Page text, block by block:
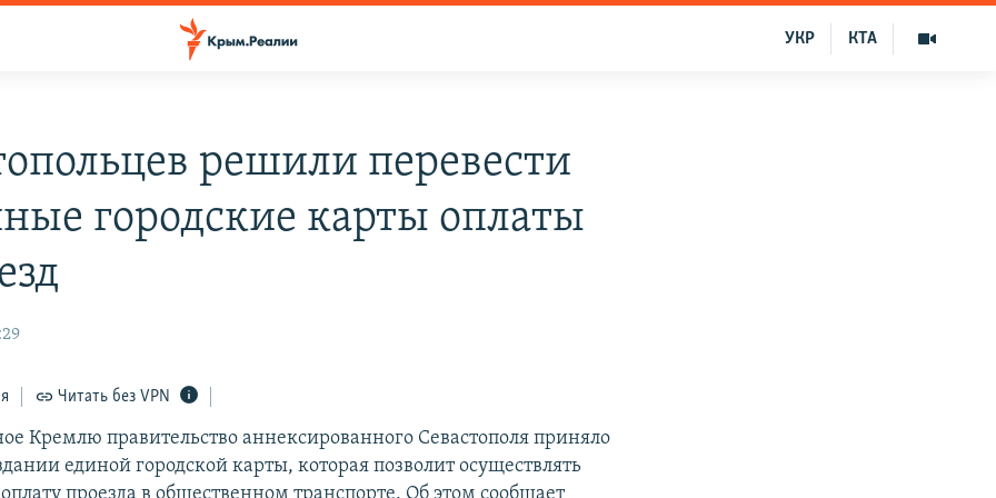
КТА
УКР
решили перевести
городские карты оплаты
Читать без VPN
Кремлю правительство аннексированного Севастополя приняло
единой городской карты, которая позволит осуществлять